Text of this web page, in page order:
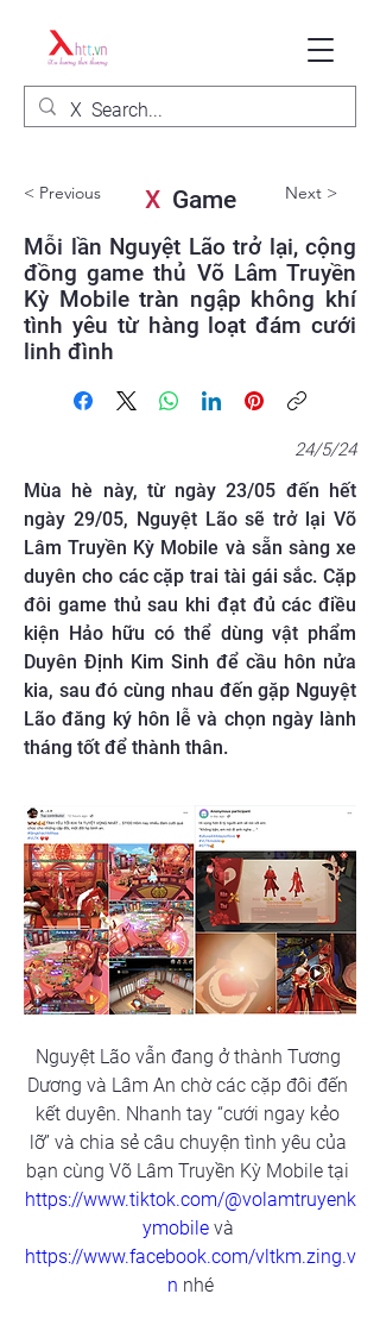
< Previous Next >
Mỗi lần Nguyệt Lão trở lại, cộng
đồng game thủ Võ Lâm Truyền
Kỳ Mobile tràn ngập không khí
tình yêu từ hàng loạt đám cưới
linh đình
24/5/24
Mùa hè này, từ ngày 23/05 đến hết
ngày 29/05, Nguyệt Lão sẽ trở lại Võ
Lâm Truyền Kỳ Mobile và sẵn sàng xe
duyên cho các cặp trai tài gái sắc. Cặp
đôi game thủ sau khi đạt đủ các điều
kiện Hảo hữu có thể dùng vật phẩm
Duyên Định Kim Sinh để cầu hôn nửa
kia, sau đó cùng nhau đến gặp Nguyệt
Lão đăng ký hôn lễ và chọn ngày lành
tháng tốt để thành thân.
Nguyệt Lão vẫn đang ở thành Tương
Dương và Lâm An chờ các cặp đôi đến
kết duyên. Nhanh tay “cưới ngay kẻo
lỡ” và chia sẻ câu chuyện tình yêu của
bạn cùng Võ Lâm Truyền Kỳ Mobile tại
https://www.tiktok.com/@volamtruyenk
ymobile và
https://www.facebook.com/vltkm.zing.v
n nhé
XGame